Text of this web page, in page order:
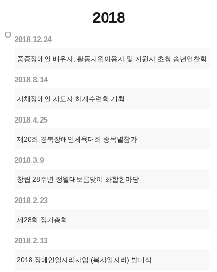
2018
2018. 12. 24
중증장애인 배우자, 활동지원이용자 및 지원사 초청 송년연찬회
2018. 8. 14
지체장애인 지도자 하계수련회 개최
2018. 4. 25
제20회 경북장애인체육대회 종목별참가
2018. 3. 9
창립 28주년 정월대보름맞이 화합한마당
2018. 2. 23
제28회 정기총회
2018. 2. 13
2018 장애인일자리사업 (복지일자리) 발대식